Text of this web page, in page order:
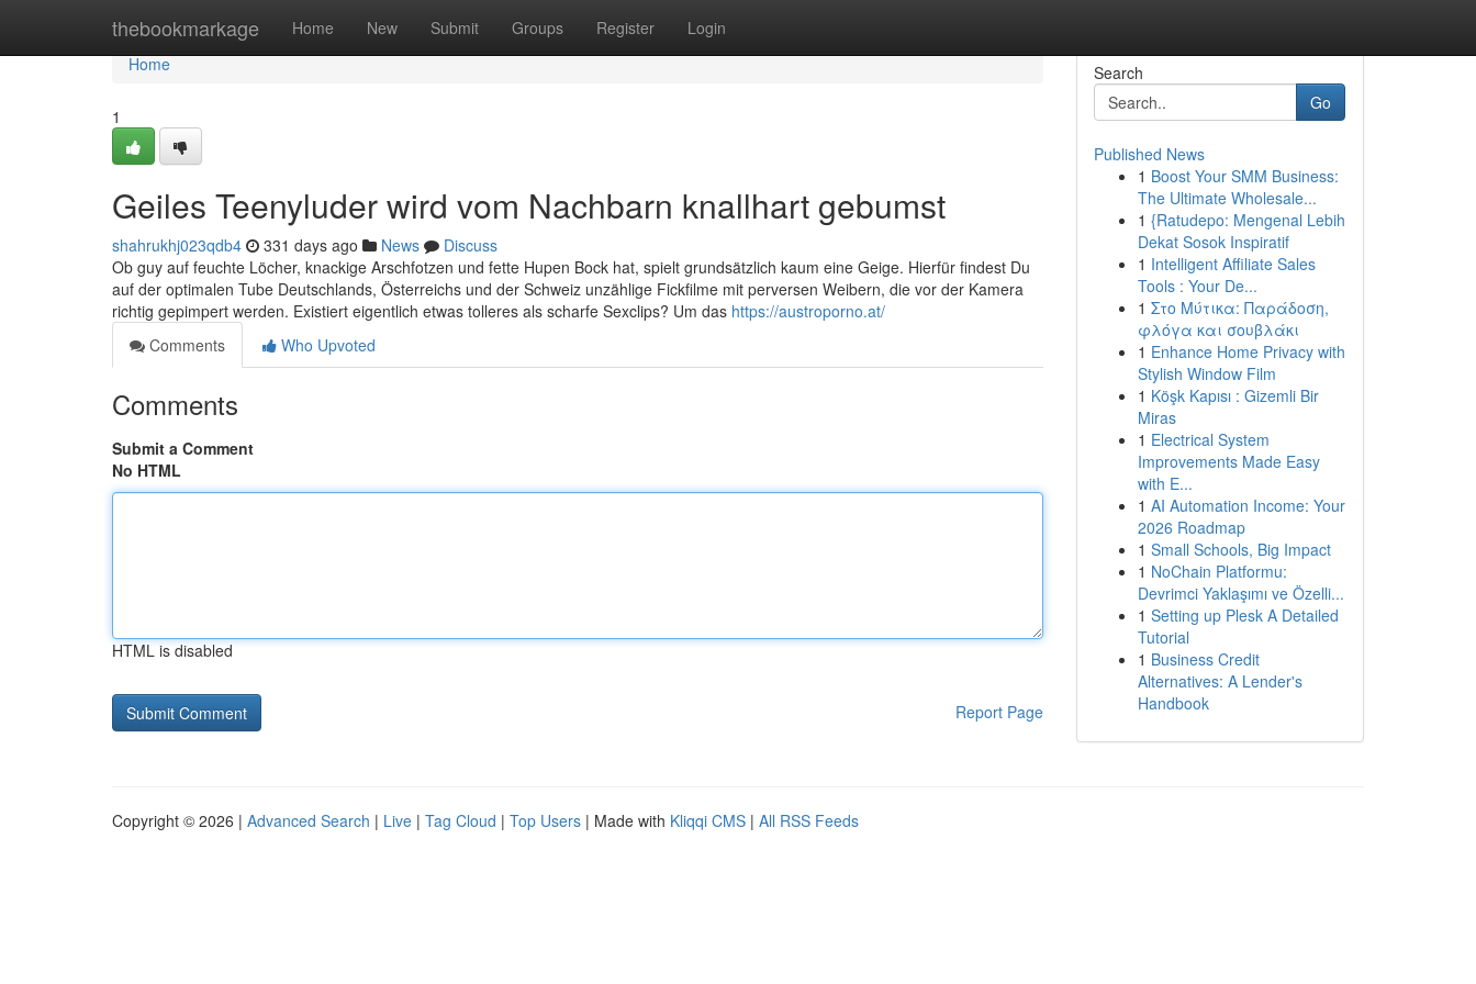
thebookmarkage Home New Submit Groups Register Login
Home
Home
1
Geiles Teenyluder wird vom Nachbarn knallhart gebumst
shahrukhj023qdb4 331 days ago News
Discuss
Ob guy auf feuchte Löcher, knackige Arschfotzen und fette Hupen Bock hat, spielt grundsätzlich kaum eine Geige. Hierfür findest Du
auf der optimalen Tube Deutschlands, Österreichs und der Schweiz unzählige Fickfilme mit perversen Weibern, die vor der Kamera
richtig gepimpert werden. Existiert eigentlich etwas tolleres als scharfe Sexclips? Um das https://austroporno.at/
Comments
Who Upvoted
Comments
Submit a Comment
No HTML
HTML is disabled
Report Page
Search
Go
Published News
1 Boost Your SMM Business:
The Ultimate Wholesale...
1 {Ratudepo: Mengenal Lebih
Dekat Sosok Inspiratif
1 Intelligent Affiliate Sales
Tools : Your De...
1 Στο Μύτικα: Παράδοση,
φλόγα και σουβλάκι
1 Enhance Home Privacy with
Stylish Window Film
1 Köşk Kapısı : Gizemli Bir
Miras
1 Electrical System
Improvements Made Easy
with E...
1 AI Automation Income: Your
2026 Roadmap
1 Small Schools, Big Impact
1 NoChain Platformu:
Devrimci Yaklaşımı ve Özelli...
1 Setting up Plesk A Detailed
Tutorial
1 Business Credit
Alternatives: A Lender's
Handbook
Copyright © 2026 | Advanced Search | Live | Tag Cloud | Top Users | Made with Kliqqi CMS | All RSS Feeds